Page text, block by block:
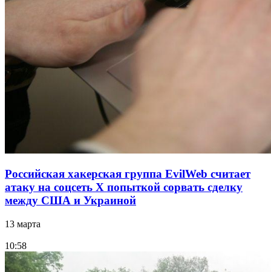
Российская хакерская группа EvilWeb считает
атаку на соцсеть Х попыткой сорвать сделку
между США и Украиной
13 марта
10:58